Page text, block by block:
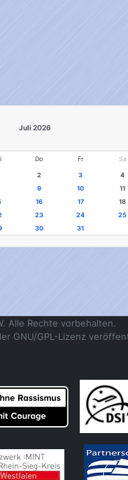
Juli 2026
Do Fr Sa
2 3 4
9 10 11
16 17 18
23 24 25
30 31
Alle Rechte vorbehalten.
GNU/GPL-Lizenz